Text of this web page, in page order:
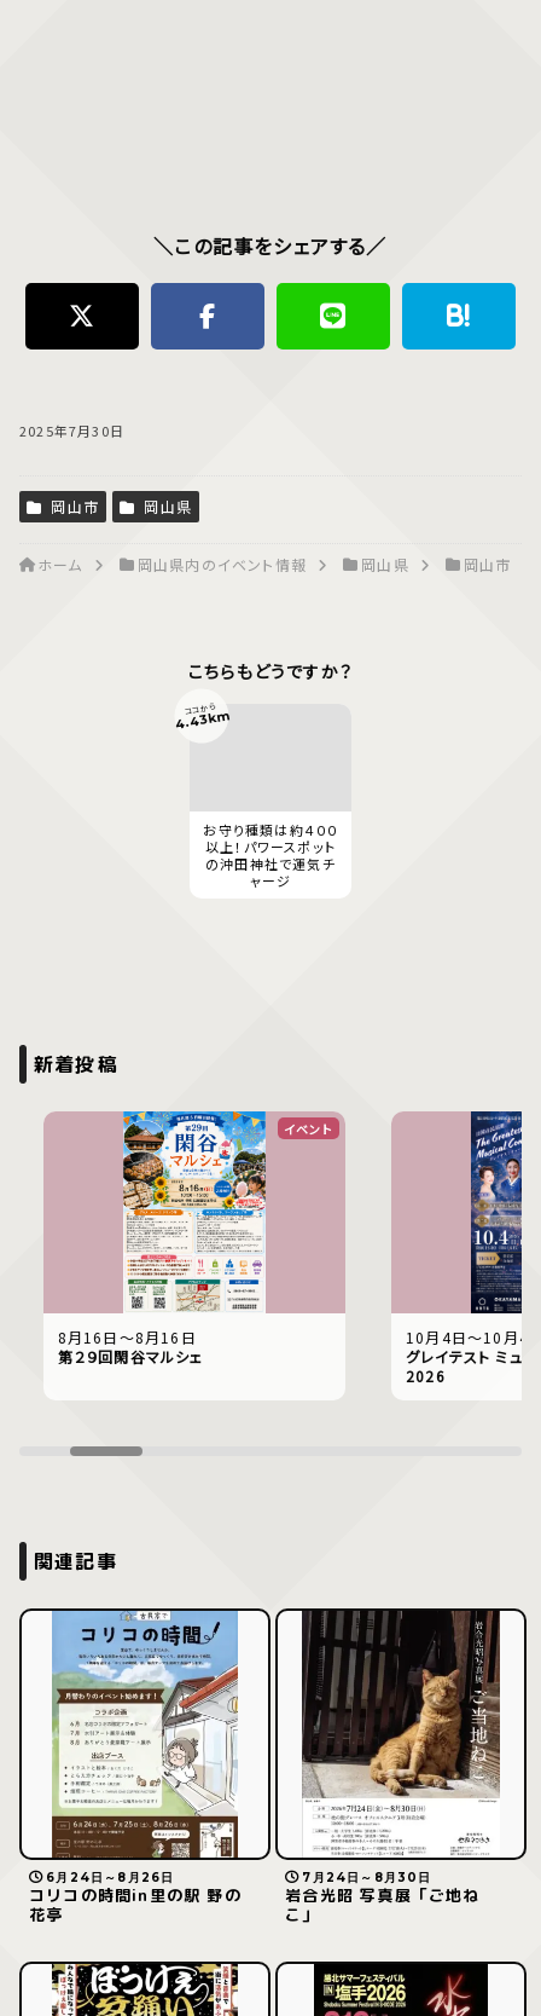
＼この記事をシェアする／
2025年7月30日
岡山市 岡山県
ホーム 岡山県内のイベント情報 岡山県 岡山市
こちらもどうですか？
お守り種類は約４００
以上！パワースポット
の沖田神社で運気チ
ャージ
ココから
4.43km
新着投稿
イベント
8月16日〜8月16日
第２９回閑谷マルシェ
10月4日〜10月4
グレイテスト ミュ
2026
関連記事
6月24日～8月26日
コリコの時間in里の駅 野の
花亭
7月24日～8月30日
岩合光昭 写真展「ご地ね
こ」